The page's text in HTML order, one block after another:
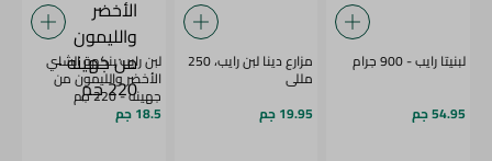
لبنيتا رايب - 900 جرام
54.95 جم
مزارع دينا لبن رايب، 250
مللى
19.95 جم
لبن رايب بنكهة الشاي
الأخضر والليمون من
جهينه - 220 جم
18.5 جم